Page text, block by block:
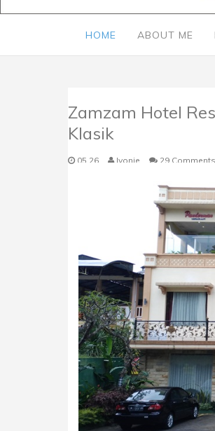
HOME ABOUT ME
Zamzam Hotel
Klasik
05.26 Ivonie 29 Comments